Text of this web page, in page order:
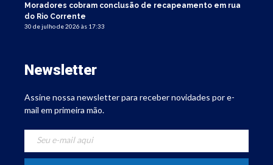
Moradores cobram conclusão de recapeamento em rua
do Rio Corrente
30 de julho de 2026 às 17:33
Newsletter
Assine nossa newsletter para receber novidades por e-
mail em primeira mão.